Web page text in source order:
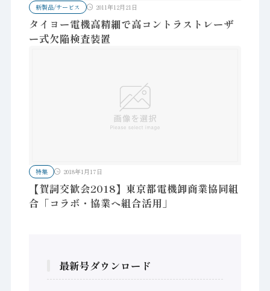
新製品/サービス 2011年12月21日
タイヨー電機高精細で高コントラストレーザ
ー式欠陥検査装置
特集 2018年1月17日
【賀詞交歓会2018】東京都電機卸商業協同組
合「コラボ・協業へ組合活用」
最新号ダウンロード